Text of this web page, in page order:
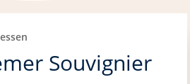
Souvignier